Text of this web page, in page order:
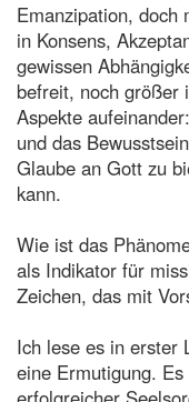
Emanzipation, doch
in Konsens,
gewissen
befreit, noch größer
Aspekte
und das
Glaube an Gott zu
kann.
Wie ist das
als Indikator für
Zeichen, das mit
Ich lese es in erster
eine Ermutigung.